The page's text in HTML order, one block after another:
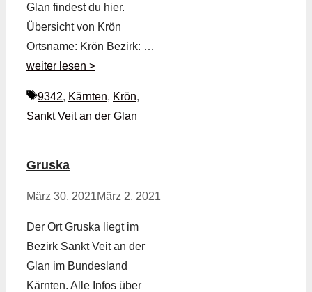
Glan findest du hier.
Übersicht von Krön
Ortsname: Krön Bezirk: …
weiter lesen >
Schlagwörter
9342, Kärnten, Krön,
Sankt Veit an der Glan
Gruska
März 30, 2021März 2, 2021
Der Ort Gruska liegt im
Bezirk Sankt Veit an der
Glan im Bundesland
Kärnten. Alle Infos über